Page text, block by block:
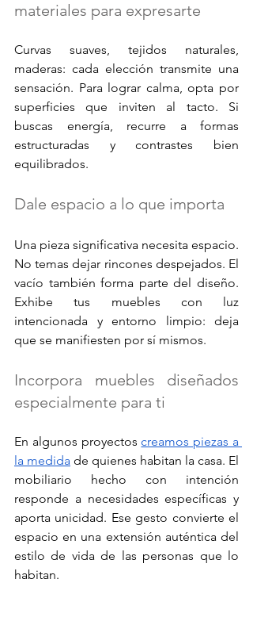
materiales para expresarte
Curvas suaves, tejidos naturales,
maderas: cada elección transmite una
sensación. Para lograr calma, opta por
superficies que inviten al tacto. Si
buscas energía, recurre a formas
estructuradas y contrastes bien
equilibrados.
Dale espacio a lo que importa
Una pieza significativa necesita espacio.
No temas dejar rincones despejados. El
vacío también forma parte del diseño.
Exhibe tus muebles con luz
intencionada y entorno limpio: deja
que se manifiesten por sí mismos.
Incorpora muebles diseñados
especialmente para ti
En algunos proyectos creamos piezas a
la medida de quienes habitan la casa. El
mobiliario hecho con intención
responde a necesidades específicas y
aporta unicidad. Ese gesto convierte el
espacio en una extensión auténtica del
estilo de vida de las personas que lo
habitan.